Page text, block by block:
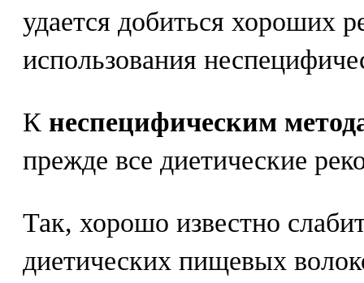
удается добиться хороших
использования
К неспецифическим
прежде все диетические
Так, хорошо известно
диетических пищевых